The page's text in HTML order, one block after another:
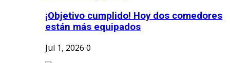
¡Objetivo cumplido! Hoy dos comedores
están más equipados
Jul 1, 2026 0